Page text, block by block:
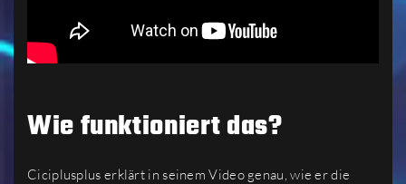
Wie funktioniert das?
Ciciplusplus erklärt in seinem Video genau, wie er die